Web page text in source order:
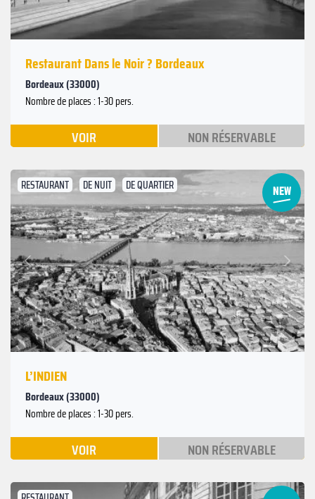
Restaurant Dans le Noir ? Bordeaux
Bordeaux (33000)
Nombre de places : 1-30 pers.
VOIR NON RÉSERVABLE
RESTAURANT DE NUIT DE QUARTIER
Précédent
Suivant
L’INDIEN
Bordeaux (33000)
Nombre de places : 1-30 pers.
VOIR NON RÉSERVABLE